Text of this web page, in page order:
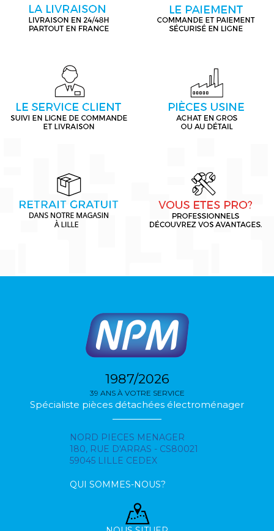
1987/2026
39 ANS À VOTRE SERVICE
Spécialiste pièces détachées électroménager
NORD PIECES MENAGER
180, RUE D'ARRAS - CS80021
59045 LILLE CEDEX
QUI SOMMES-NOUS?